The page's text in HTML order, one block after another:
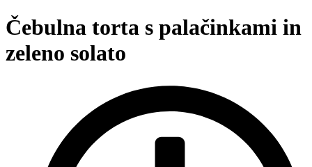
Čebulna torta s palačinkami in
zeleno solato